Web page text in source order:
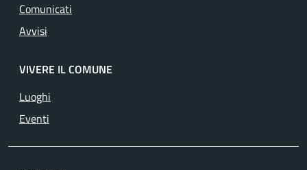
Comunicati
Avvisi
VIVERE IL COMUNE
Luoghi
Eventi